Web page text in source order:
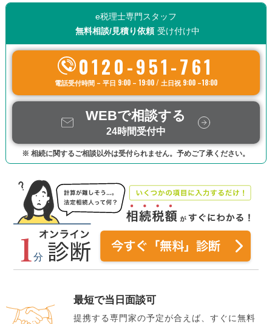
e税理士専門スタッフ
無料相談/見積り依頼 受け付け中
0120-951-761
電話受付時間 – 平日 9:00 – 19:00 / 土日祝 9:00 –18:00
WEBで相談する
24時間受付中
※ 相続に関するご相談以外は受付られません。予めご了承ください。
最短で当日面談可
提携する専門家の予定が合えば、すぐに無料